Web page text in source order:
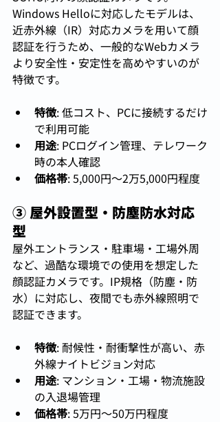
Windows Helloに対応したモデルは、
近赤外線（IR）対応カメラを用いて顔
認証を行うため、一般的なWebカメラ
より安全性・安定性を高めやすいのが
特徴です。
特徴: 低コスト、PCに接続するだけ
で利用可能
用途: PCログイン管理、テレワーク
時の本人確認
価格帯: 5,000円〜2万5,000円程度
③ 屋外設置型・防塵防水対応
型
屋外エントランス・駐車場・工場外周
など、過酷な環境での使用を想定した
顔認証カメラです。IP規格（防塵・防
水）に対応し、夜間でも赤外線照明で
認証できます。
特徴: 耐候性・耐衝撃性が高い、赤
外線ナイトビジョン対応
用途: マンション・工場・物流施設
の入退場管理
価格帯: 5万円〜50万円程度